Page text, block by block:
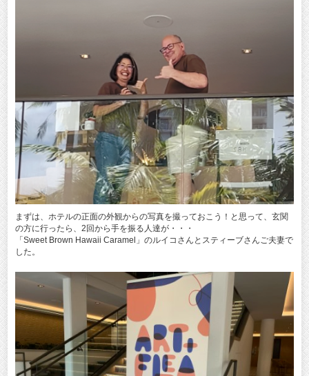
まずは、ホテルの正面の外観からの写真を撮っておこう！と思って、玄関
の方に行ったら、2回から手を振る人達が・・・
「Sweet Brown Hawaii Caramel」のルイコさんとスティーブさんご夫妻で
した。